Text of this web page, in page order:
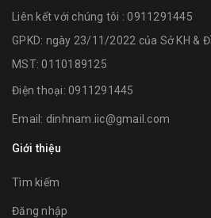
Liên kết với chúng tôi : 0911291445
GPKD: ngày 23/11/2022 của Sở KH &
MST: 0110189125
Điện thoại: 0911291445
Email: dinhnam.iic@gmail.com
Giới thiệu
Tìm kiếm
Đăng nhập